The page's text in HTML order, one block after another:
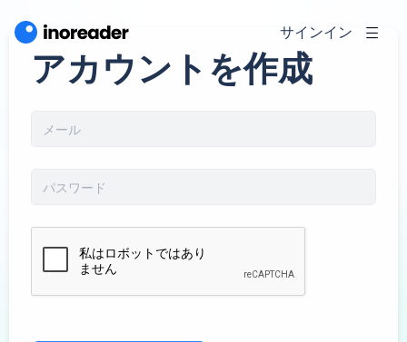
サインイン
アカウントを作成